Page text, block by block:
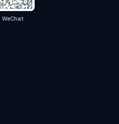
WeChat